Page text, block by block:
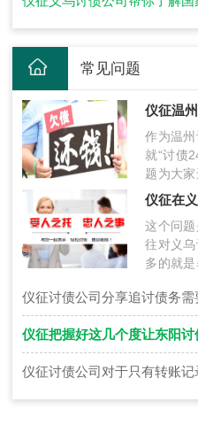
常见问题
作为温
就“讨债
题为大
经常会
人…
这个问
往对义
多的就
仪征讨债公司分享追讨债务需